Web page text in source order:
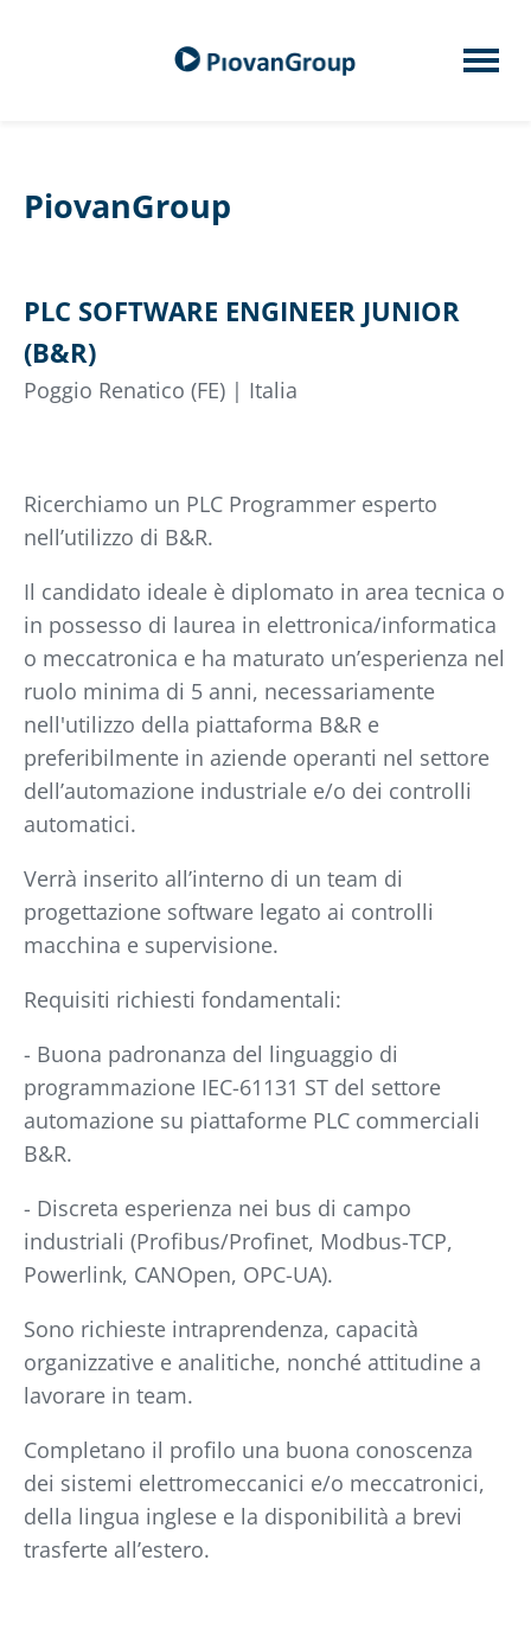
PiovanGroup
PLC SOFTWARE ENGINEER JUNIOR
(B&R)
Poggio Renatico (FE) | Italia
Ricerchiamo un PLC Programmer esperto
nell’utilizzo di B&R.
Il candidato ideale è diplomato in area tecnica o
in possesso di laurea in elettronica/informatica
o meccatronica e ha maturato un’esperienza nel
ruolo minima di 5 anni, necessariamente
nell'utilizzo della piattaforma B&R e
preferibilmente in aziende operanti nel settore
dell’automazione industriale e/o dei controlli
automatici.
Verrà inserito all’interno di un team di
progettazione software legato ai controlli
macchina e supervisione.
Requisiti richiesti fondamentali:
- Buona padronanza del linguaggio di
programmazione IEC-61131 ST del settore
automazione su piattaforme PLC commerciali
B&R.
- Discreta esperienza nei bus di campo
industriali (Profibus/Profinet, Modbus-TCP,
Powerlink, CANOpen, OPC-UA).
Sono richieste intraprendenza, capacità
organizzative e analitiche, nonché attitudine a
lavorare in team.
Completano il profilo una buona conoscenza
dei sistemi elettromeccanici e/o meccatronici,
della lingua inglese e la disponibilità a brevi
trasferte all’estero.